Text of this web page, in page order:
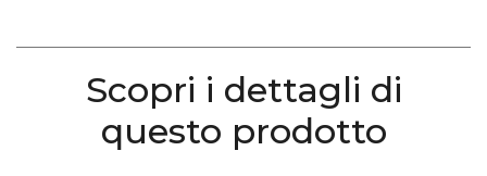
Scopri i dettagli di
questo prodotto